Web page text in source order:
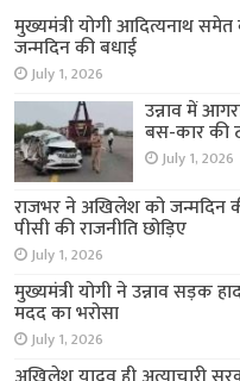
मुख्यमंत्री योगी आदित्यनाथ
जन्मदिन की बधाई
July 1, 2026
उन्नाव में
बस-कार की
July 1, 2026
राजभर ने अखिलेश को जन्मदिन
पीसी की राजनीति छोड़िए
July 1, 2026
मुख्यमंत्री योगी ने उन्नाव सड़क
मदद का भरोसा
July 1, 2026